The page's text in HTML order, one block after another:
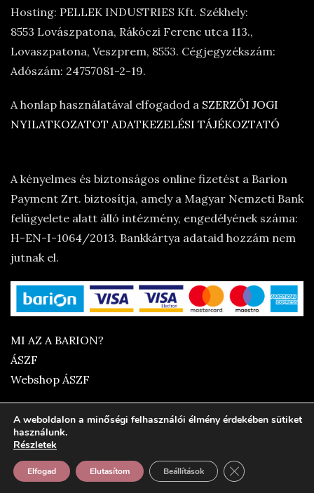
Hosting: PELLEK INDUSTRIES Kft. Székhely:
8553 Lovászpatona, Rákóczi Ferenc utca 113.,
Lovaszpatona, Veszprem, 8553. Cégjegyzékszám:
Adószám: 24757081-2-19.
A honlap használatával elfogadod a SZERZŐI JOGI
NYILATKOZATOT ADATKEZELÉSI TÁJÉKOZTATÓ
A kényelmes és biztonságos online fizetést a Barion
Payment Zrt. biztosítja, amely a Magyar Nemzeti Bank
felügyelete alatt álló intézmény, engedélyének száma:
H-EN-I-1064/2013. Bankkártya adataid hozzám nem
jutnak el.
MI AZ A BARION?
ÁSZF
Webshop ÁSZF
A weboldalon a minőségi felhasználói élmény érdekében sütiket
használunk.
Részletek
Elfogad Elutasítom Beállítások Close GDPR